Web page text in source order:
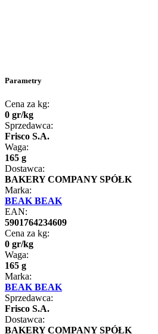
Parametry
Cena za kg:
0 gr/kg
Sprzedawca:
Frisco S.A.
Waga:
165 g
Dostawca:
BAKERY COMPANY SPÓŁK
Marka:
BEAK BEAK
EAN:
5901764234609
Cena za kg:
0 gr/kg
Waga:
165 g
Marka:
BEAK BEAK
Sprzedawca:
Frisco S.A.
Dostawca:
BAKERY COMPANY SPÓŁK